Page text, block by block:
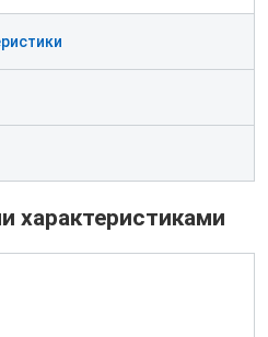
характеристиками